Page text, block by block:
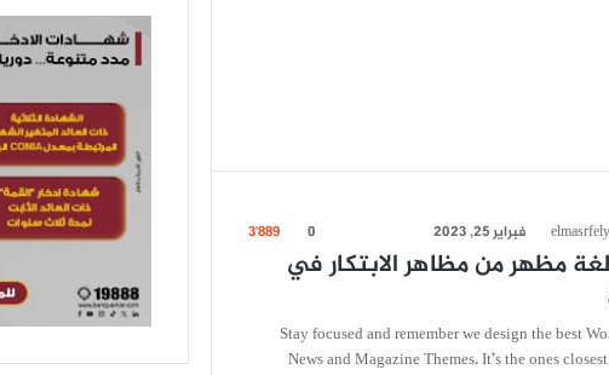
فبراير 25, 2023 0 3٬889
مظهر من مظاهر الابتكار في
Stay focused and remember we design the best
News and Magazine Themes. It’s the ones